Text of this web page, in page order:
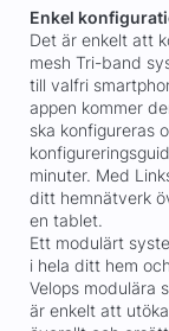
Enkel
Det är enkelt att
mesh Tri-band
till valfri
appen kommer
ska konfigureras
minuter. Med
ditt hemnätverk
en tablet.
Ett modulärt
i hela ditt hem
Velops modulära
är enkelt att